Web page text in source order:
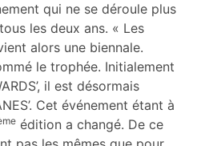
qui ne se déroule plus
les deux ans. « Les
alors une biennale.
le trophée. Initialement
il est désormais
Cet événement étant à
édition a changé. De ce